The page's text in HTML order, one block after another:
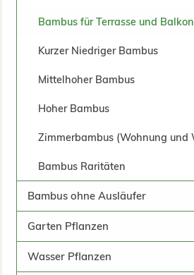
Bambus für Terrasse und Balkon
Kurzer Niedriger Bambus
Mittelhoher Bambus
Hoher Bambus
Zimmerbambus (Wohnung und
Bambus Raritäten
Bambus ohne Ausläufer
Garten Pflanzen
Wasser Pflanzen